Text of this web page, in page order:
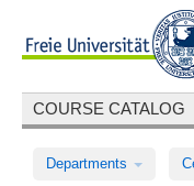
COURSE CATALOG
Departments